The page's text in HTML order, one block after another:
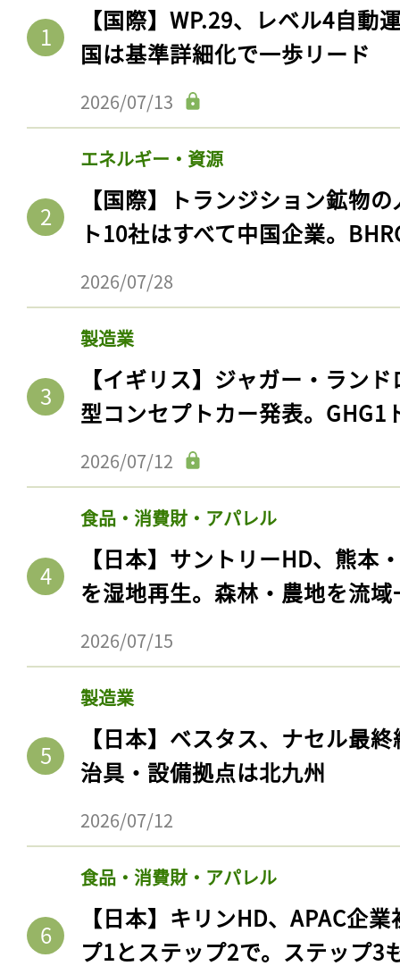
【国際】WP.29、レベル4自動
国は基準詳細化で一歩リード
2026/07/13
エネルギー・資源
【国際】トランジション鉱物
ト10社はすべて中国企業。
2026/07/28
製造業
【イギリス】ジャガー・ラン
型コンセプトカー発表。GHG1
2026/07/12
食品・消費財・アパレル
【日本】サントリーHD、熊本
を湿地再生。森林・農地を流
2026/07/15
製造業
【日本】ベスタス、ナセル最
治具・設備拠点は北九州
2026/07/12
食品・消費財・アパレル
【日本】キリンHD、APAC企
プ1とステップ2で。ステップ3